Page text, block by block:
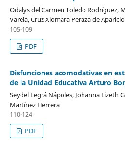
Odalys del Carmen Toledo Rodríguez,
Varela, Cruz Xiomara Peraza de Aparicio
105-109
PDF
Disfunciones acomodativas en
de la Unidad Educativa Arturo
Seydel Legrá Nápoles, Johanna Lizeth
Martínez Herrera
110-124
PDF